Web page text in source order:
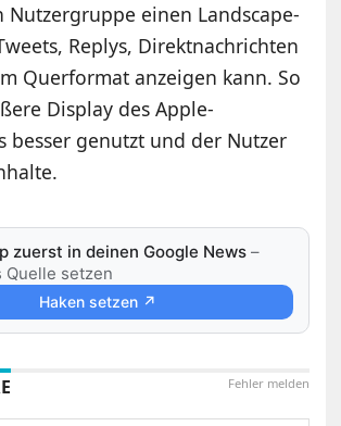
Nutzergruppe einen Landscape-
Replys, Direktnachrichten
Querformat anzeigen kann. So
Display des Apple-
besser genutzt und der Nutzer
zuerst in deinen Google News –
Quelle setzen
Haken setzen ↗
Fehler melden